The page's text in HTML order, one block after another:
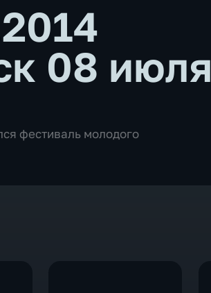
08 июля
фестиваль молодого